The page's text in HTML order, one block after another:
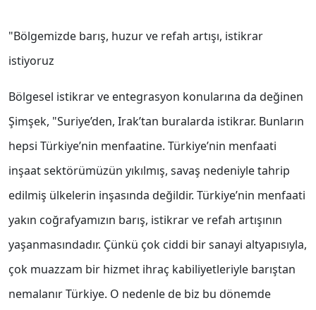
"Bölgemizde barış, huzur ve refah artışı, istikrar
istiyoruz
Bölgesel istikrar ve entegrasyon konularına da değinen
Şimşek, "Suriye’den, Irak’tan buralarda istikrar. Bunların
hepsi Türkiye’nin menfaatine. Türkiye’nin menfaati
inşaat sektörümüzün yıkılmış, savaş nedeniyle tahrip
edilmiş ülkelerin inşasında değildir. Türkiye’nin menfaati
yakın coğrafyamızın barış, istikrar ve refah artışının
yaşanmasındadır. Çünkü çok ciddi bir sanayi altyapısıyla,
çok muazzam bir hizmet ihraç kabiliyetleriyle barıştan
nemalanır Türkiye. O nedenle de biz bu dönemde